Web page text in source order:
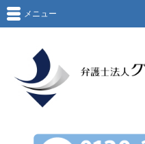
メニュー